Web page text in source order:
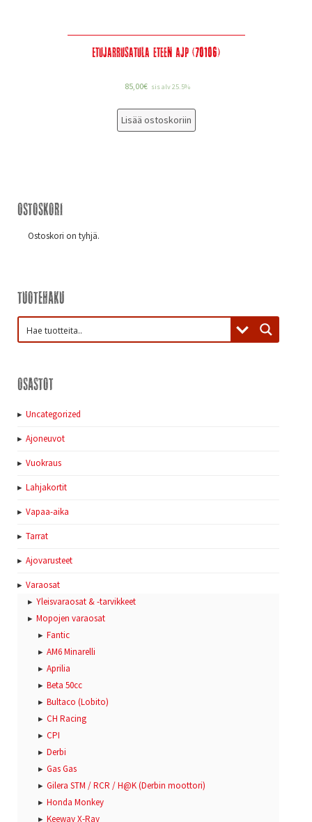
Etujarrusatula eteen AJP (70106)
85,00€ sis alv 25.5%
Lisää ostoskoriin
Ostoskori
Ostoskori on tyhjä.
Tuotehaku
Osastot
Uncategorized
Ajoneuvot
Vuokraus
Lahjakortit
Vapaa-aika
Tarrat
Ajovarusteet
Varaosat
Yleisvaraosat & -tarvikkeet
Mopojen varaosat
Fantic
AM6 Minarelli
Aprilia
Beta 50cc
Bultaco (Lobito)
CH Racing
CPI
Derbi
Gas Gas
Gilera STM / RCR / H@K (Derbin moottori)
Honda Monkey
Keeway X-Ray